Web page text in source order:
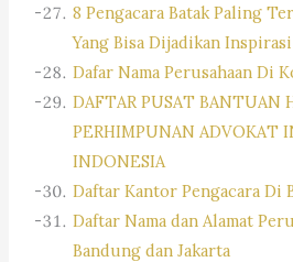
8 Pengacara Batak Paling
Yang Bisa Dijadikan Inspirasi
Dafar Nama Perusahaan Di
DAFTAR PUSAT BANTUAN
PERHIMPUNAN ADVOKAT
INDONESIA
Daftar Kantor Pengacara Di
Daftar Nama dan Alamat
Bandung dan Jakarta